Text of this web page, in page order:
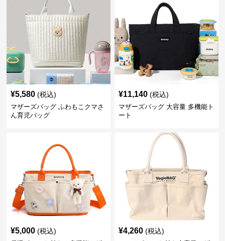
¥5,580 (税込)
マザーズバッグ ふわもこクマさ
ん育児バッグ
¥11,140 (税込)
マザーズバッグ 大容量 多機能ト
ート
¥5,000 (税込) ¥4,260 (税込)